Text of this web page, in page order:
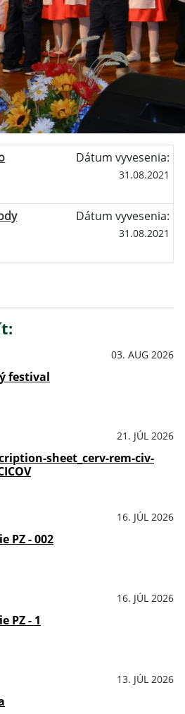
Dátum vyvesenia:
31.08.2021
Dátum vyvesenia:
31.08.2021
03. AUG 2026
festival
21. JÚL 2026
sheet_cerv-rem-civ-
16. JÚL 2026
PZ - 002
16. JÚL 2026
PZ - 1
13. JÚL 2026